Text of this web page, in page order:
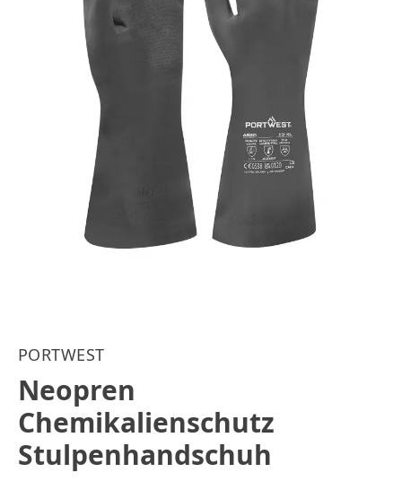
PORTWEST
Neopren
Chemikalienschutz
Stulpenhandschuh